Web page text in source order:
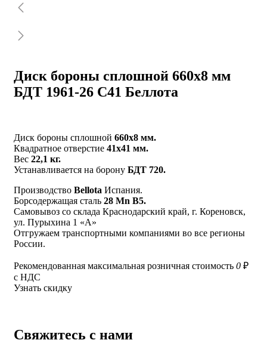
Диск бороны сплошной 660х8 мм
БДТ 1961-26 С41 Беллота
Диск бороны сплошной 660х8 мм.
Квадратное отверстие 41х41 мм.
Вес 22,1 кг.
Устанавливается на борону БДТ 720.
Производство Bellota Испания.
Борсодержащая сталь 28 Mn B5.
Самовывоз со склада Краснодарский край, г. Кореновск,
ул. Пурыхина 1 «А»
Отгружаем транспортными компаниями во все регионы
России.
Рекомендованная максимальная розничная стоимость 0 ₽
с НДС
Узнать скидку
Свяжитесь с нами